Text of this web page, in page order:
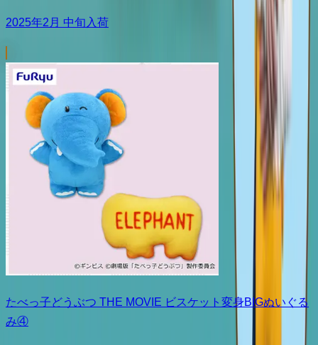
2025年2月 中旬入荷
たべっ子どうぶつ THE MOVIE ビスケット変身BIGぬいぐる
み④